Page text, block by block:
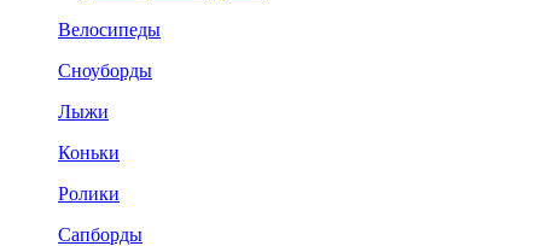
Велосипеды
Сноуборды
Лыжи
Коньки
Ролики
Сапборды